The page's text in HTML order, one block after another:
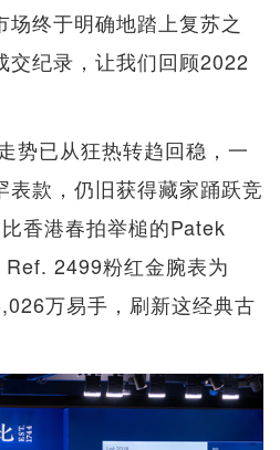
终于明确地踏上复苏之
交纪录，让我们回顾2022
势已从狂热转趋回稳，一
表款，仍旧获得藏家踊跃竞
香港春拍举槌的Patek
2499粉红金腕表为
万易手，刷新这经典古